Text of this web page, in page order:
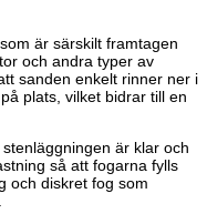
är särskilt framtagen
och andra typer av
sanden enkelt rinner ner i
plats, vilket bidrar till en
är klar och
så att fogarna fylls
och diskret fog som